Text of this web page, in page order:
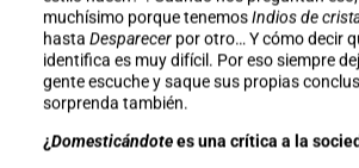
muchísimo porque tenemosIndios de
hasta Desparecerpor otro… Y cómo decir
identifica es muy difícil. Por eso siempre
gente escuche y saque sus propias
sorprenda también.
¿Domesticándotees una crítica a la